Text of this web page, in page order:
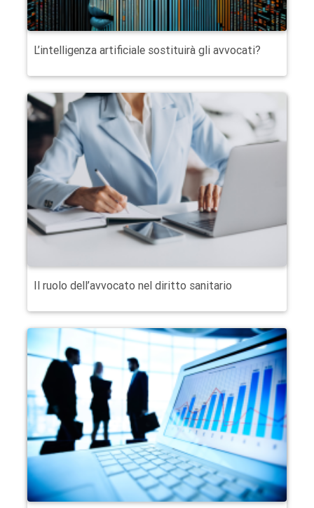
L’intelligenza artificiale sostituirà gli avvocati?
Il ruolo dell’avvocato nel diritto sanitario